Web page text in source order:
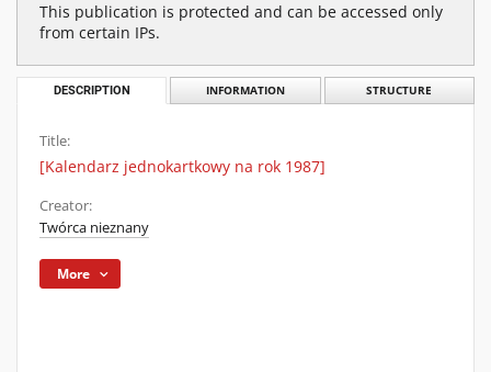
This publication is protected and can be accessed only
from certain IPs.
DESCRIPTION INFORMATION STRUCTURE
Title:
[Kalendarz jednokartkowy na rok 1987]
Creator:
Twórca nieznany
More